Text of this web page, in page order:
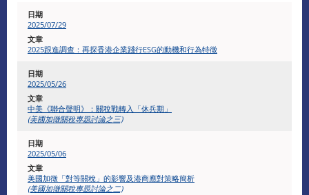
2025/07/29
2025跟進調查：再探香港企業踐行ESG的動機和行為特徵
2025/05/26
中美《聯合聲明》：關稅戰轉入「休兵期」
(美國加徵關稅專題討論之三)
2025/05/06
美國加徵「對等關稅」的影響及港商應對策略簡析
(美國加徵關稅專題討論之二)